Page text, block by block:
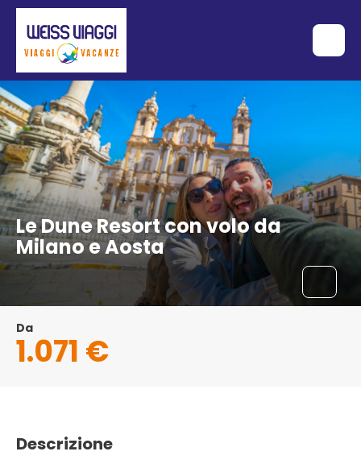
Le Dune Resort con volo da
Milano e Aosta
Da
1.071 €
Descrizione